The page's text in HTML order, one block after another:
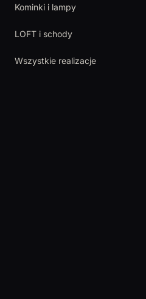
Kominki i lampy
LOFT i schody
Wszystkie realizacje